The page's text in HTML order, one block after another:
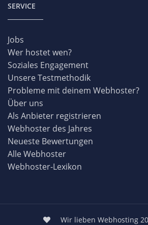
SERVICE
Jobs
Wer hostet wen?
Soziales Engagement
Unsere Testmethodik
Probleme mit deinem Webhoster?
Über uns
Als Anbieter registrieren
Webhoster des Jahres
Neueste Bewertungen
Alle Webhoster
Webhoster-Lexikon
Wir lieben Webhosting